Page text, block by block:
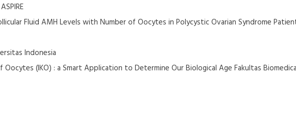
Fluid AMH Levels with Number of Oocytes in Polycystic Ovarian Syndrome
Indonesia
Oocytes (IKO) : a Smart Application to Determine Our Biological Age Fakultas